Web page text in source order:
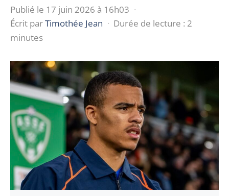
Publié le 17 juin 2026 à 16h03 ·
Écrit parTimothée Jean · Durée de lecture : 2
minutes